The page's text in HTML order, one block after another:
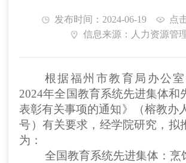
发布时间：2024-06-19
点
信息来源：人力资源管
根据福州市教育局 办公
2024年全国教育系统先进集体和
表彰有关事项的通知》（榕教办
号）有关要求，经学院研究，拟
为：
全国教育系统先进集体： 烹